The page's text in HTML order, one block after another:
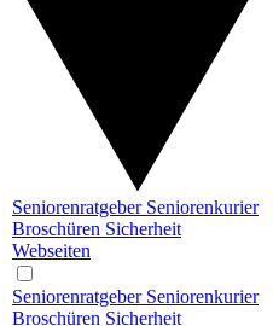
Seniorenratgeber Seniorenkurier
Broschüren Sicherheit
Webseiten
Seniorenratgeber Seniorenkurier
Broschüren Sicherheit